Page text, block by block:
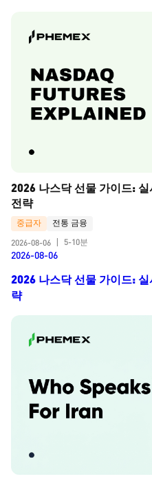
2026 나스닥 선물 가이드:
전략
중급자
전통 금융
2026-08-06
5-10분
2026-08-06
2026 나스닥 선물 가이드:
략